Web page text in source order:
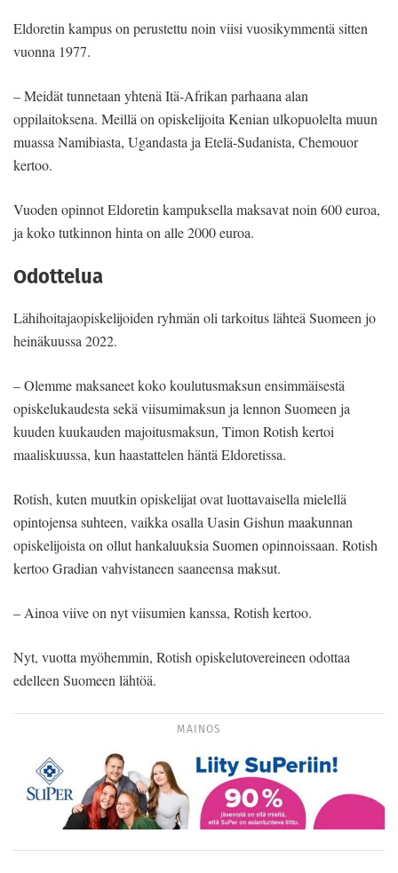
Eldoretin kampus on perustettu noin viisi vuosikymmentä sitten
vuonna 1977.
– Meidät tunnetaan yhtenä Itä-Afrikan parhaana alan
oppilaitoksena. Meillä on opiskelijoita Kenian ulkopuolelta muun
muassa Namibiasta, Ugandasta ja Etelä-Sudanista, Chemouor
kertoo.
Vuoden opinnot Eldoretin kampuksella maksavat noin 600 euroa,
ja koko tutkinnon hinta on alle 2000 euroa.
Odottelua
Lähihoitajaopiskelijoiden ryhmän oli tarkoitus lähteä Suomeen jo
heinäkuussa 2022.
– Olemme maksaneet koko koulutusmaksun ensimmäisestä
opiskelukaudesta sekä viisumimaksun ja lennon Suomeen ja
kuuden kuukauden majoitusmaksun, Timon Rotish kertoi
maaliskuussa, kun haastattelen häntä Eldoretissa.
Rotish, kuten muutkin opiskelijat ovat luottavaisella mielellä
opintojensa suhteen, vaikka osalla Uasin Gishun maakunnan
opiskelijoista on ollut hankaluuksia Suomen opinnoissaan. Rotish
kertoo Gradian vahvistaneen saaneensa maksut.
– Ainoa viive on nyt viisumien kanssa, Rotish kertoo.
Nyt, vuotta myöhemmin, Rotish opiskelutovereineen odottaa
edelleen Suomeen lähtöä.
MAINOS